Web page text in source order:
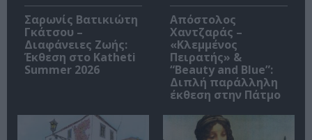
Σαρωνίς Βατικιώτη
Γκάτσου –
Διαφάνειες Ζωής:
Έκθεση στο Katheti
Summer 2026
Απόστολος
Χαντζαράς –
«Κλεμμένος
Πειρατής» &
“Beauty and Blue”:
Διπλή παράλληλη
έκθεση στην Πάτμο